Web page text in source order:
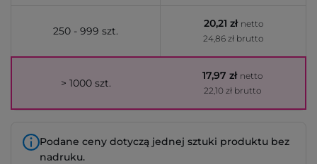
250 - 999 szt.
20,21 zł netto
24,86 zł brutto
> 1000 szt.
17,97 zł netto
22,10 zł brutto
Podane ceny dotyczą jednej sztuki produktu bez
nadruku.